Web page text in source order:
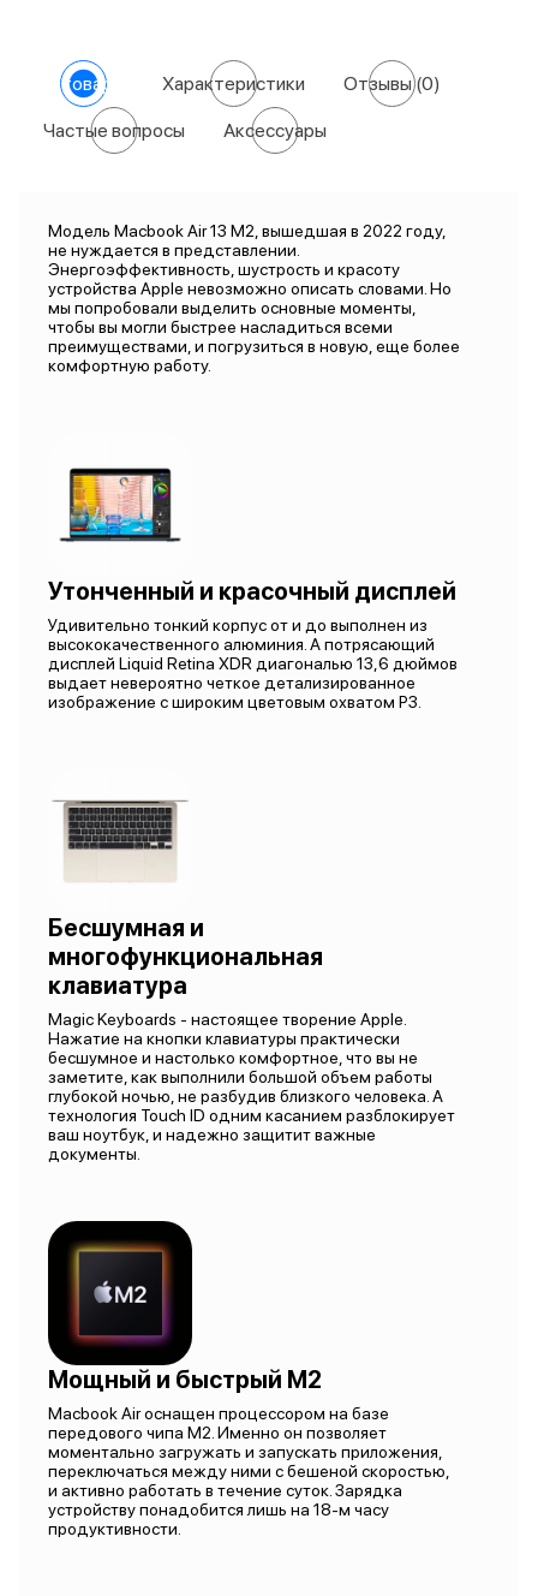
О товаре Характеристики Отзывы(0)
Частые вопросы Аксессуары
Модель Macbook Air 13 M2, вышедшая в 2022 году,
не нуждается в представлении.
Энергоэффективность, шустрость и красоту
устройства Apple невозможно описать словами. Но
мы попробовали выделить основные моменты,
чтобы вы могли быстрее насладиться всеми
преимуществами, и погрузиться в новую, еще более
комфортную работу.
Утонченный и красочный дисплей
Удивительно тонкий корпус от и до выполнен из
высококачественного алюминия. А потрясающий
дисплей Liquid Retina XDR диагональю 13,6 дюймов
выдает невероятно четкое детализированное
изображение с широким цветовым охватом P3.
Бесшумная и
многофункциональная
клавиатура
Magic Keyboards - настоящее творение Apple.
Нажатие на кнопки клавиатуры практически
бесшумное и настолько комфортное, что вы не
заметите, как выполнили большой объем работы
глубокой ночью, не разбудив близкого человека. А
технология Touch ID одним касанием разблокирует
ваш ноутбук, и надежно защитит важные
документы.
Мощный и быстрый M2
Macbook Air оснащен процессором на базе
передового чипа M2. Именно он позволяет
моментально загружать и запускать приложения,
переключаться между ними с бешеной скоростью,
и активно работать в течение суток. Зарядка
устройству понадобится лишь на 18-м часу
продуктивности.